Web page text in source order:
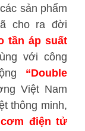
sản phẩm
cho ra đời
tần áp suất
với công
“Double
Việt Nam
thông minh,
điện tử